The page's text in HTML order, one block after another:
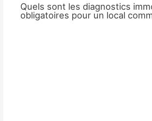
Quels sont les diagnostics
obligatoires pour un local